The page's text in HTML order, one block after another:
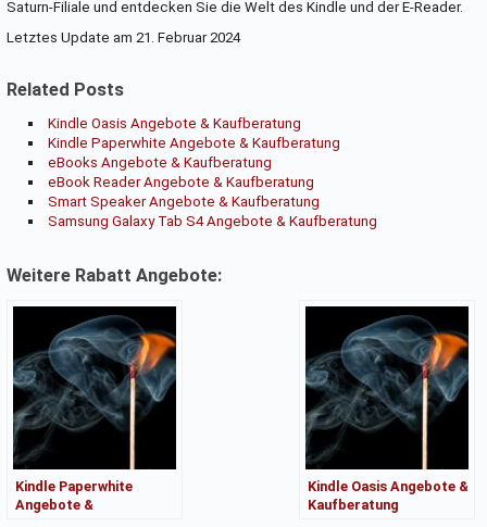
Saturn-Filiale und entdecken Sie die Welt des Kindle und der E-Reader.
Letztes Update am 21. Februar 2024
Related Posts
Kindle Oasis Angebote & Kaufberatung
Kindle Paperwhite Angebote & Kaufberatung
eBooks Angebote & Kaufberatung
eBook Reader Angebote & Kaufberatung
Smart Speaker Angebote & Kaufberatung
Samsung Galaxy Tab S4 Angebote & Kaufberatung
Weitere Rabatt Angebote:
Kindle Paperwhite
Angebote &
Kindle Oasis Angebote &
Kaufberatung